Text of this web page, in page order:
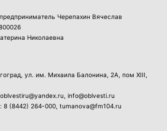
Черепахин Вячеслав
Николаевна
ул. им. Михаила Балонина, 2А, пом XIII,
info@oblvesti.ru
8 (8442) 264-000 , tumanova@fm104.ru